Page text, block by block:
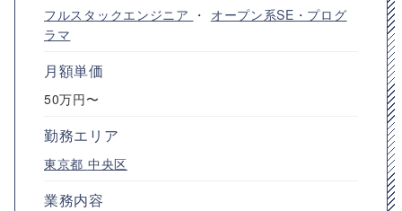
フルスタックエンジニア ・ オープン系SE・プログ
ラマ
月額単価
50万円〜
勤務エリア
東京都 中央区
業務内容